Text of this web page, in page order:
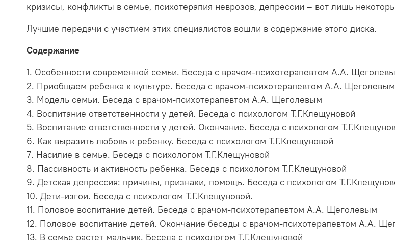
кризисы, конфликты в семье, психотерапия неврозов, депрессии – вот лишь
Лучшие передачи с участием этих специалистов вошли в содержание этого диска.
Содержание
1. Особенности современной семьи. Беседа с врачом-психотерапевтом А.А.
2. Приобщаем ребенка к культуре. Беседа с врачом-психотерапевтом А.А. Щеголевым
3. Модель семьи. Беседа с врачом-психотерапевтом А.А. Щеголевым
4. Воспитание ответственности у детей. Беседа с психологом Т.Г.Клещуновой
5. Воспитание ответственности у детей. Окончание. Беседа с психологом
6. Как выразить любовь к ребенку. Беседа с психологом Т.Г.Клещуновой
7. Насилие в семье. Беседа с психологом Т.Г.Клещуновой
8. Пассивность и активность ребенка. Беседа с психологом Т.Г.Клещуновой
9. Детская депрессия: причины, признаки, помощь. Беседа с психологом
10. Дети-изгои. Беседа с психологом Т.Г.Клещуновой.
11. Половое воспитание детей. Беседа с врачом-психотерапевтом А.А. Щеголевым
12. Половое воспитание детей. Окончание беседы с врачом-психотерапевтом А.А.
13. В семье растет мальчик. Беседа с психологом Т.Г.Клещуновой